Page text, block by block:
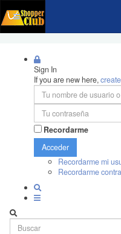
Sign In
If you are new here,
Recordarme
Acceder
Recordarme mi
Recordarme